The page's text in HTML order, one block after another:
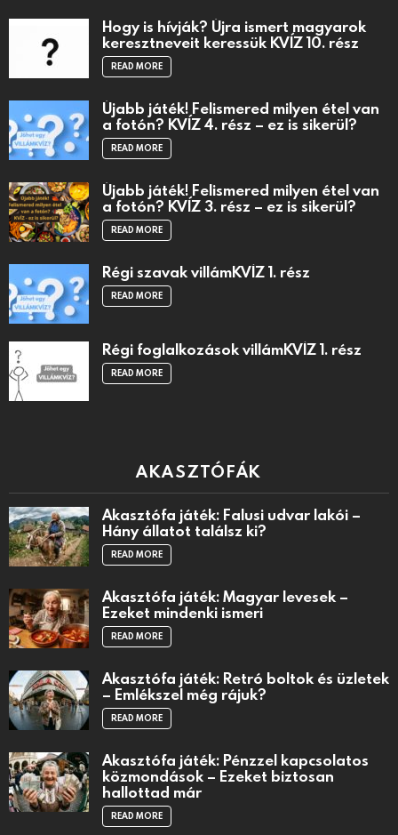
Hogy is hívják? Újra ismert magyarok
keresztneveit keressük KVÍZ 10. rész
READ MORE
Újabb játék! Felismered milyen étel van
a fotón? KVÍZ 4. rész – ez is sikerül?
READ MORE
Újabb játék! Felismered milyen étel van
a fotón? KVÍZ 3. rész – ez is sikerül?
READ MORE
Régi szavak villámKVÍZ 1. rész
READ MORE
Régi foglalkozások villámKVÍZ 1. rész
READ MORE
AKASZTÓFÁK
Akasztófa játék: Falusi udvar lakói –
Hány állatot találsz ki?
READ MORE
Akasztófa játék: Magyar levesek –
Ezeket mindenki ismeri
READ MORE
Akasztófa játék: Retró boltok és üzletek
– Emlékszel még rájuk?
READ MORE
Akasztófa játék: Pénzzel kapcsolatos
közmondások – Ezeket biztosan
hallottad már
READ MORE